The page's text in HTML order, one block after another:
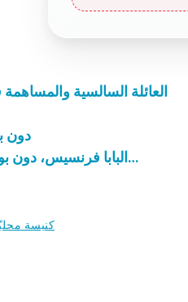
العائلة السالسية والمساهمة
دون
البابا فرنسيس، دون بوسكو وكفن المسيح…
كنيسة